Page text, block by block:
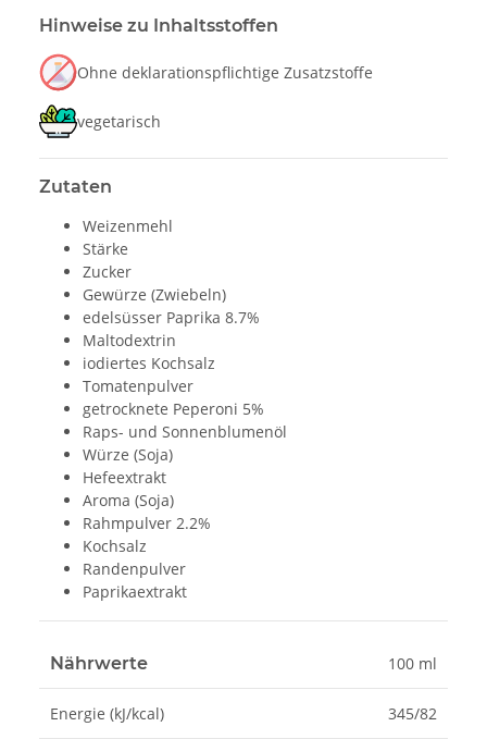
Hinweise zu Inhaltsstoffen
Ohne deklarationspflichtige Zusatzstoffe
vegetarisch
Zutaten
Weizenmehl
Stärke
Zucker
Gewürze (Zwiebeln)
edelsüsser Paprika 8.7%
Maltodextrin
iodiertes Kochsalz
Tomatenpulver
getrocknete Peperoni 5%
Raps- und Sonnenblumenöl
Würze (Soja)
Hefeextrakt
Aroma (Soja)
Rahmpulver 2.2%
Kochsalz
Randenpulver
Paprikaextrakt
Nährwerte 100 ml
Energie (kJ/kcal) 345/82